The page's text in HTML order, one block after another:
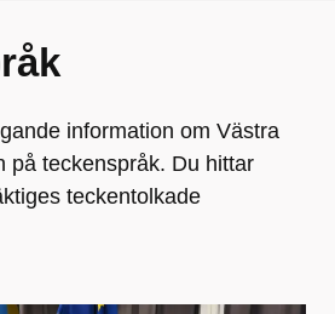
information om Västra
på teckenspråk. Du hittar
teckentolkade